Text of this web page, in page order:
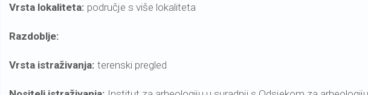
Vrsta lokaliteta: područje s više lokaliteta
Razdoblje:
Vrsta istraživanja: terenski pregled